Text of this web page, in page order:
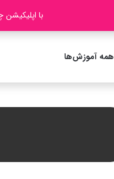
با اپلیکیشن چرب
همه آموزش‌ها